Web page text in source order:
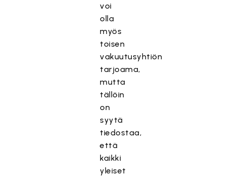
voi
olla
myös
toisen
vakuutusyhtiön
tarjoama,
mutta
tällöin
on
syytä
tiedostaa,
että
kaikki
yleiset